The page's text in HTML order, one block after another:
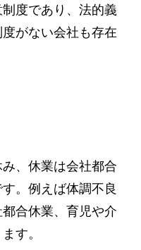
度であり、法的義
がない会社も存在
、休業は会社都合
。例えば体調不良
合休業、育児や介
す。